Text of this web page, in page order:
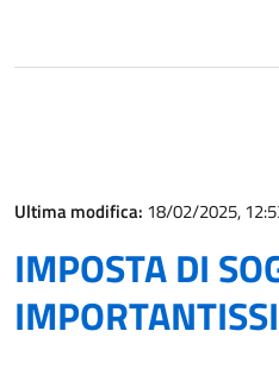
Ultima modifica: 18/02/2025,
IMPOSTA DI